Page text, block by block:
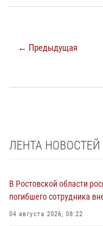
← Предыдущая
ЛЕНТА НОВОСТЕЙ
В Ростовской области
погибшего сотрудника
04 августа 2026, 08:22